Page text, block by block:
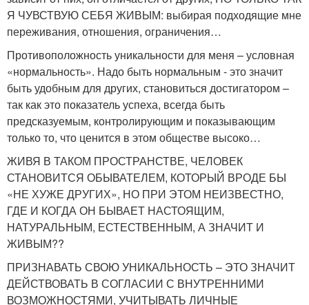
Я ЧУВСТВУЮ СЕБЯ ЖИВЫМ: выбирая подходящие мне
переживания, отношения, ограничения…
Противоположность уникальности для меня – условная
«нормальность». Надо быть нормальным - это значит
быть удобным для других, становиться достигатором –
так как это показатель успеха, всегда быть
предсказуемым, контролирующим и показывающим
только то, что ценится в этом обществе высоко…
ЖИВЯ В ТАКОМ ПРОСТРАНСТВЕ, ЧЕЛОВЕК
СТАНОВИТСЯ ОБЫВАТЕЛЕМ, КОТОРЫЙ ВРОДЕ БЫ
«НЕ ХУЖЕ ДРУГИХ», НО ПРИ ЭТОМ НЕИЗВЕСТНО,
ГДЕ И КОГДА ОН БЫВАЕТ НАСТОЯЩИМ,
НАТУРАЛЬНЫМ, ЕСТЕСТВЕННЫМ, А ЗНАЧИТ И
ЖИВЫМ??
ПРИЗНАВАТЬ СВОЮ УНИКАЛЬНОСТЬ – ЭТО ЗНАЧИТ
ДЕЙСТВОВАТЬ В СОГЛАСИИ С ВНУТРЕННИМИ
ВОЗМОЖНОСТЯМИ, УЧИТЫВАТЬ ЛИЧНЫЕ